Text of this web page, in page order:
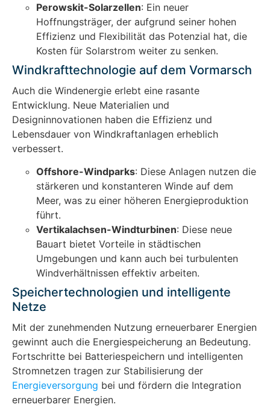
Perowskit-Solarzellen: Ein neuer
Hoffnungsträger, der aufgrund seiner hohen
Effizienz und Flexibilität das Potenzial hat, die
Kosten für Solarstrom weiter zu senken.
Windkrafttechnologie auf dem Vormarsch
Auch die Windenergie erlebt eine rasante
Entwicklung. Neue Materialien und
Designinnovationen haben die Effizienz und
Lebensdauer von Windkraftanlagen erheblich
verbessert.
Offshore-Windparks: Diese Anlagen nutzen die
stärkeren und konstanteren Winde auf dem
Meer, was zu einer höheren Energieproduktion
führt.
Vertikalachsen-Windturbinen: Diese neue
Bauart bietet Vorteile in städtischen
Umgebungen und kann auch bei turbulenten
Windverhältnissen effektiv arbeiten.
Speichertechnologien und intelligente
Netze
Mit der zunehmenden Nutzung erneuerbarer Energien
gewinnt auch die Energiespeicherung an Bedeutung.
Fortschritte bei Batteriespeichern und intelligenten
Stromnetzen tragen zur Stabilisierung der
Energieversorgung bei und fördern die Integration
erneuerbarer Energien.